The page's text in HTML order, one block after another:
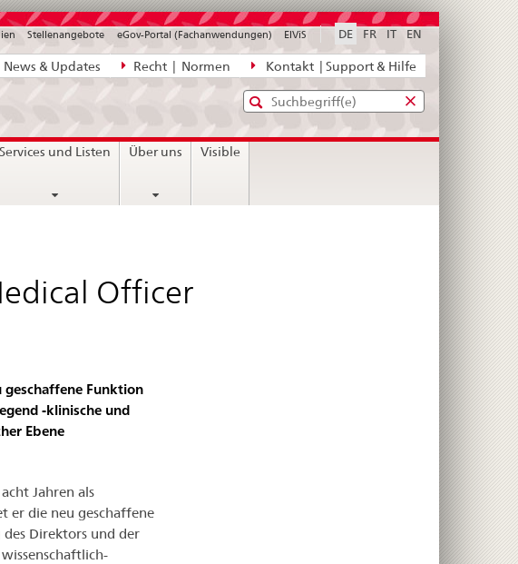
News & Updates Recht | Normen Kontakt | Support & Hilfe
DE FR IT EN
Stellenangebote eGov-Portal (Fachanwendungen) ElViS
Standard-
Suche
Eingabefenster
diefür
Services und Listen Über uns Visible
Officer
geschaffene Funktion
-klinische und
Ebene
Jahren als
er die neu geschaffene
Direktors und der